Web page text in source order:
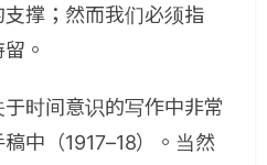
撑；然而我们必须指
。
时间意识的写作中非常
中（1917–18）。当然